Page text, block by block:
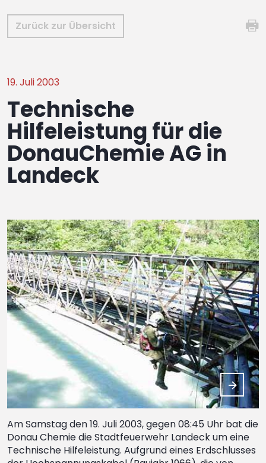
Zurück zur Übersicht
19. Juli 2003
Technische
Hilfeleistung für die
DonauChemie AG in
Landeck
Am Samstag den 19. Juli 2003, gegen 08:45 Uhr bat die
Donau Chemie die Stadtfeuerwehr Landeck um eine
Technische Hilfeleistung. Aufgrund eines Erdschlusses